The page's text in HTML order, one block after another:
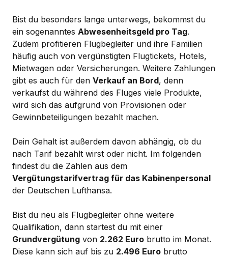
Bist du besonders lange unterwegs, bekommst du
ein sogenanntes Abwesenheitsgeld pro Tag.
Zudem profitieren Flugbegleiter und ihre Familien
häufig auch von vergünstigten Flugtickets, Hotels,
Mietwagen oder Versicherungen. Weitere Zahlungen
gibt es auch für den Verkauf an Bord, denn
verkaufst du während des Fluges viele Produkte,
wird sich das aufgrund von Provisionen oder
Gewinnbeteiligungen bezahlt machen.
Dein Gehalt ist außerdem davon abhängig, ob du
nach Tarif bezahlt wirst oder nicht. Im folgenden
findest du die Zahlen aus dem
Vergütungstarifvertrag für das Kabinenpersonal
der Deutschen Lufthansa.
Bist du neu als Flugbegleiter ohne weitere
Qualifikation, dann startest du mit einer
Grundvergütung von 2.262 Euro brutto im Monat.
Diese kann sich auf bis zu 2.496 Euro brutto